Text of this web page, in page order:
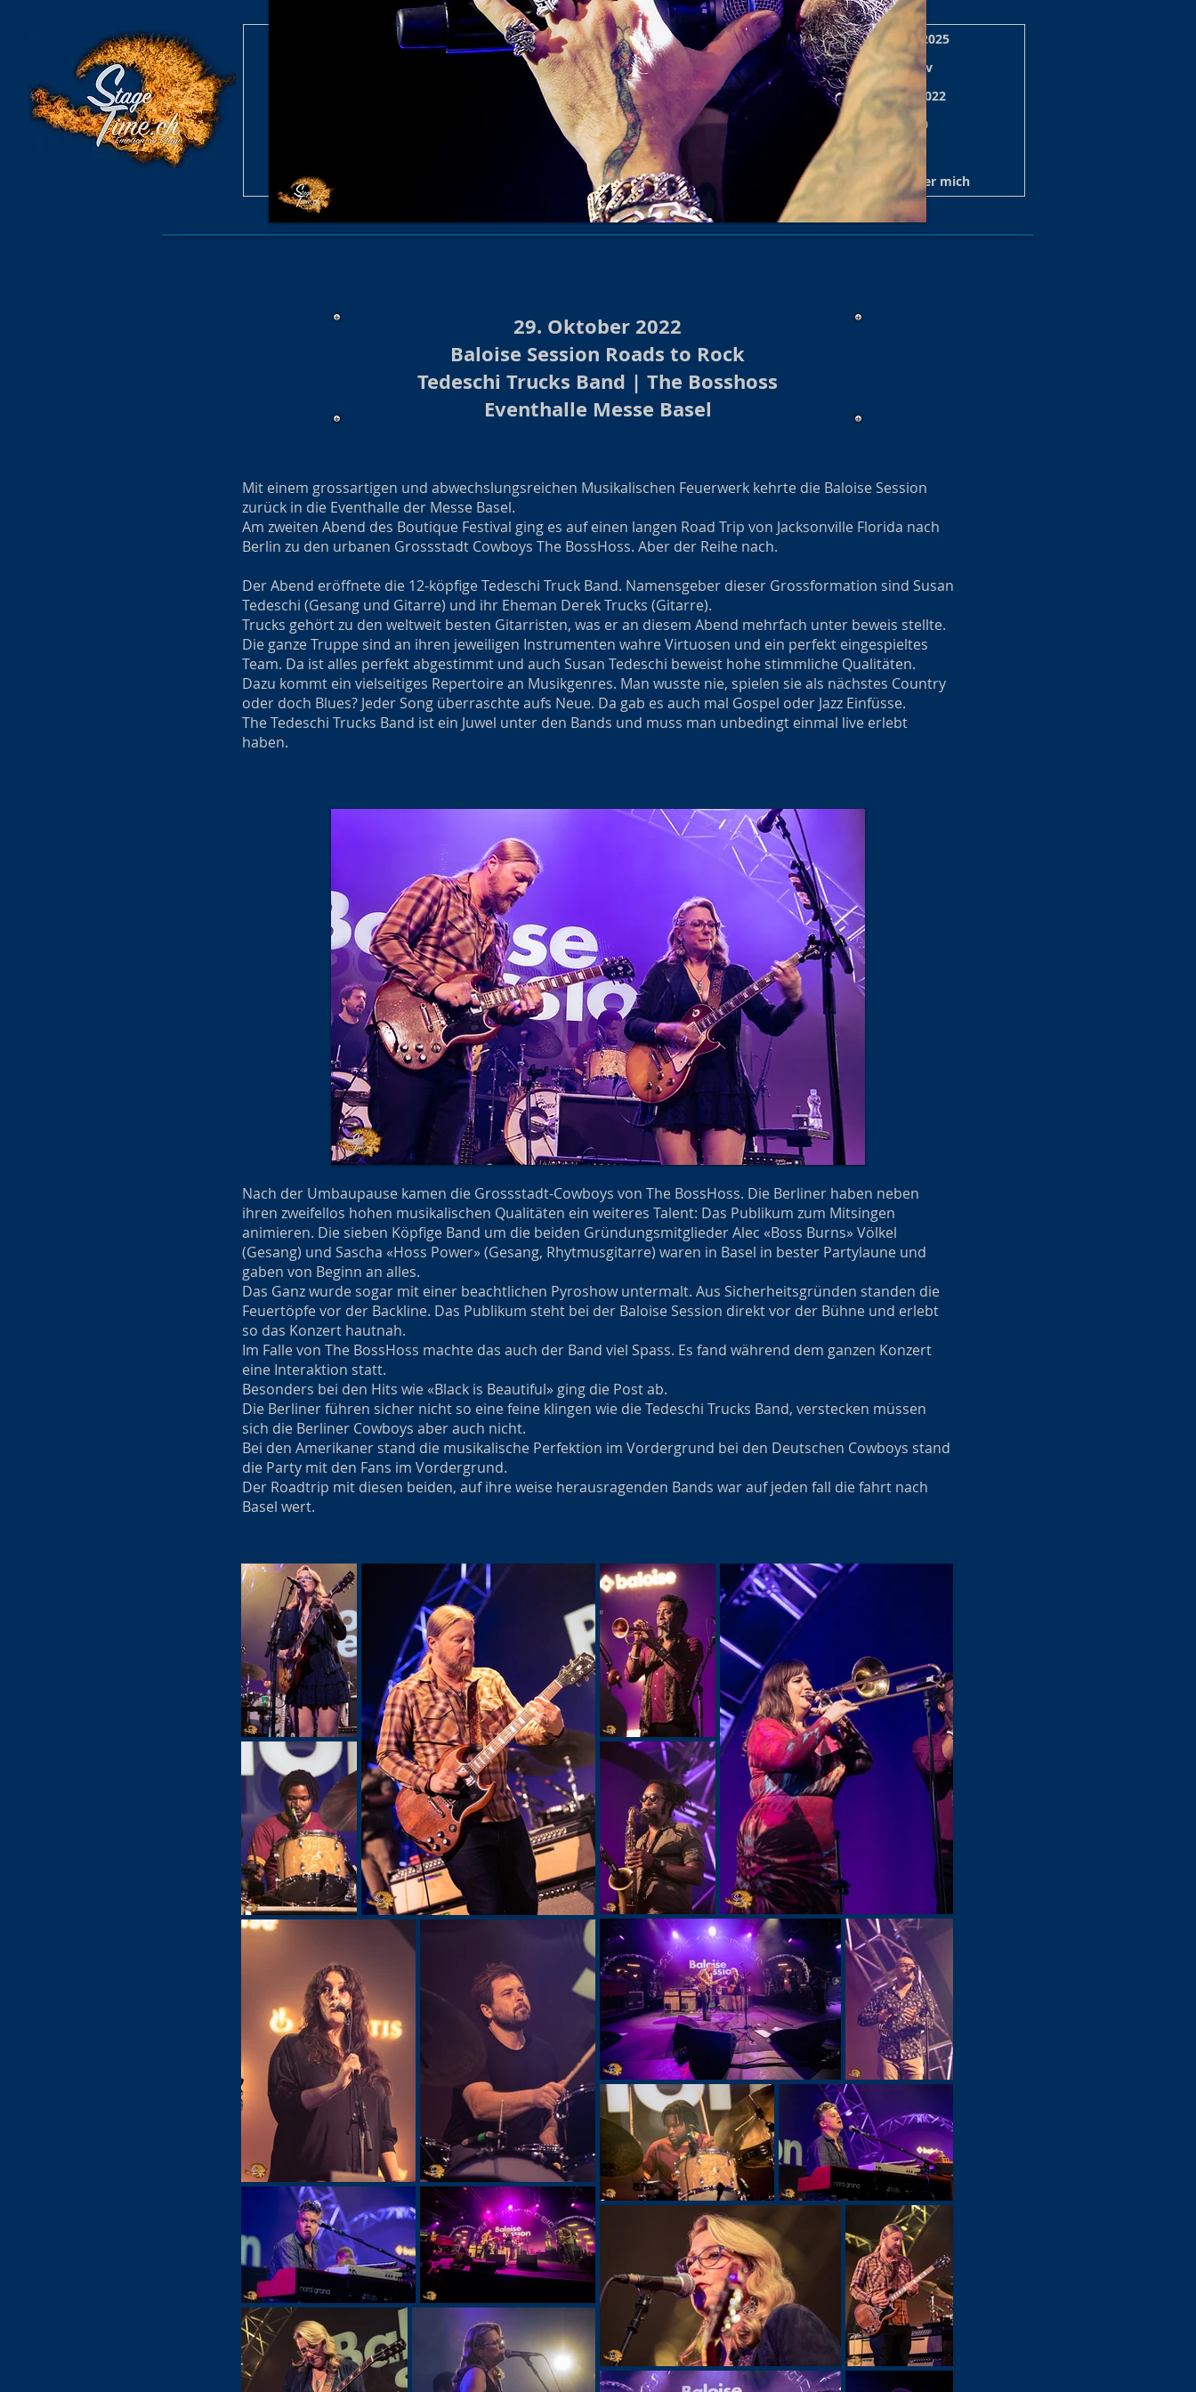
Burlesque Shows 2025/26 Konzert/Show 2026 Baloise Session
Konzerte/Shows Archiv 2025
Konzerte/Shows Archiv 2023
Burlesque Shows 2024/25 Archiv
Burlesque Shows 2022/23 Archiv
Konzert/Shows Archiv 2022
Konzerte/ Shows Archiv 2021
Konzerte / Show Archiv 2020
Konzert Archiv 2018
Burlesque Shows Archiv 2019/20
Burlesque Revues Archiv 2018/19
Burlesque Revue Archiv 2017/18 Konzert Archiv 2017 Über mich
29. Oktober 2022
Baloise Session Roads to Rock
Tedeschi Trucks Band | The Bosshoss
Eventhalle Messe Basel
Mit einem grossartigen und abwechslungsreichen Musikalischen Feuerwerk kehrte die Baloise Session
zurück in die Eventhalle der Messe Basel.
Am zweiten Abend des Boutique Festival ging es auf einen langen Road Trip von Jacksonville Florida nach
Berlin zu den urbanen Grossstadt Cowboys The BossHoss. Aber der Reihe nach.
Der Abend eröffnete die 12-köpfige Tedeschi Truck Band. Namensgeber dieser Grossformation sind Susan
Tedeschi (Gesang und Gitarre) und ihr Eheman Derek Trucks (Gitarre).
Trucks gehört zu den weltweit besten Gitarristen, was er an diesem Abend mehrfach unter beweis stellte.
Die ganze Truppe sind an ihren jeweiligen Instrumenten wahre Virtuosen und ein perfekt eingespieltes
Team. Da ist alles perfekt abgestimmt und auch Susan Tedeschi beweist hohe stimmliche Qualitäten.
Dazu kommt ein vielseitiges Repertoire an Musikgenres. Man wusste nie, spielen sie als nächstes Country
oder doch Blues? Jeder Song überraschte aufs Neue. Da gab es auch mal Gospel oder Jazz Einfüsse.
The Tedeschi Trucks Band ist ein Juwel unter den Bands und muss man unbedingt einmal live erlebt
haben.
Nach der Umbaupause kamen die Grossstadt-Cowboys von The BossHoss. Die Berliner haben neben
ihren zweifellos hohen musikalischen Qualitäten ein weiteres Talent: Das Publikum zum Mitsingen
animieren. Die sieben Köpfige Band um die beiden Gründungsmitglieder Alec «Boss Burns» Völkel
(Gesang) und Sascha «Hoss Power» (Gesang, Rhytmusgitarre) waren in Basel in bester Partylaune und
gaben von Beginn an alles.
Das Ganz wurde sogar mit einer beachtlichen Pyroshow untermalt. Aus Sicherheitsgründen standen die
Feuertöpfe vor der Backline. Das Publikum steht bei der Baloise Session direkt vor der Bühne und erlebt
so das Konzert hautnah.
Im Falle von The BossHoss machte das auch der Band viel Spass. Es fand während dem ganzen Konzert
eine Interaktion statt.
Besonders bei den Hits wie «Black is Beautiful» ging die Post ab.
Die Berliner führen sicher nicht so eine feine klingen wie die Tedeschi Trucks Band, verstecken müssen
sich die Berliner Cowboys aber auch nicht.
Bei den Amerikaner stand die musikalische Perfektion im Vordergrund bei den Deutschen Cowboys stand
die Party mit den Fans im Vordergrund.
Der Roadtrip mit diesen beiden, auf ihre weise herausragenden Bands war auf jeden fall die fahrt nach
Basel wert.